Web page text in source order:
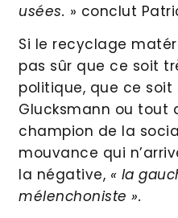
usées. » conclut
Si le recyclage
pas sûr que ce soit
politique, que ce soit
Glucksmann ou
champion de la
mouvance qui
la négative, « la
mélenchoniste ».